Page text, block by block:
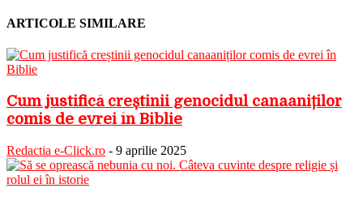
ARTICOLE SIMILARE
Cum justifică creștinii genocidul canaaniților
comis de evrei în Biblie
Redactia e-Click.ro - 9 aprilie 2025